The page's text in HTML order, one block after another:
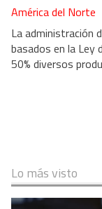
América del Norte
La administración
basados en la Ley
50% diversos
Lo más visto